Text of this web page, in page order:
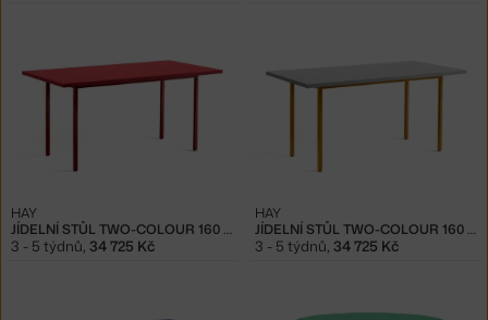
JÍDELNÍ STŮL TWO-COLOUR 160 CM, MAROON RED/RED
HAY
3 - 5 týdnů, 34 725 Kč
JÍDELNÍ STŮL TWO-COLOUR 160 CM, OCHRE/LIGHT GREY
HAY
3 - 5 týdnů, 34 725 Kč